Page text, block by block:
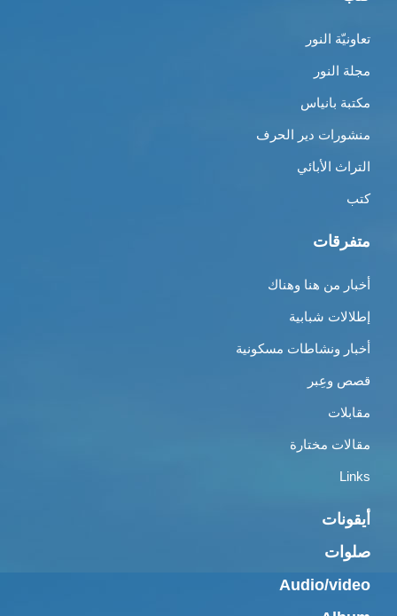
تعاونيّة النور
مجلة النور
مكتبة بانياس
منشورات دير الحرف
التراث الأبائي
كتب
متفرقات
أخبار من هنا وهناك
إطلالات شبابية
أخبار ونشاطات مسكونية
قصص وعِبر
مقابلات
مقالات مختارة
Links
أيقونات
صلوات
Audio/video